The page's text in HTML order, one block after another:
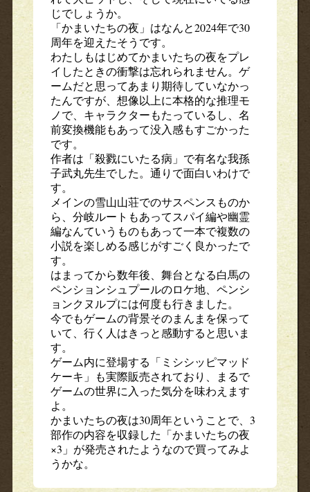
じでしょうか。
「かまいたちの夜」はなんと2024年で30
周年を迎えたそうです。
わたしもはじめてかまいたちの夜をプレ
イしたときの衝撃は忘れられません。ゲ
ームだと思ってあまり期待していなかっ
たんですが、想像以上に本格的な推理モ
ノで、キャラクターもたっているし、名
前変換機能もあって没入感もすごかった
です。
作者は「殺戮にいたる病」で有名な我孫
子武丸先生でした。通りで面白いわけで
す。
メインの雪山山荘でのサスペンスものか
ら、分岐ルートもあってスパイ編や幽霊
編なんていうものもあって一本で複数の
小説を楽しめる感じがすごく良かったで
す。
はまってから数年後、舞台となる白馬の
ペンションシュプールのロケ地、ペンシ
ョンクヌルプには何度も行きました。
今でもゲームの背景そのまんまを保って
いて、行く人はきっと感動すると思いま
す。
ゲーム内に登場する「ミシシッピマッド
ケーキ」も実際販売されており、まるで
ゲームの世界に入った気分を味わえます
よ。
かまいたちの夜は30周年ということで、3
部作の内容を収録した「かまいたちの夜
×3」が発売されたようなので買ってみよ
うかな。